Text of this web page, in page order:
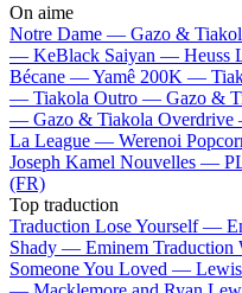
On aime
Notre Dame — Gazo &
— KeBlack Saiyan — Heuss
Bécane —Yamê 200K —
— Tiakola Outro — Gazo &
— Gazo & Tiakola
La League — Werenoi
Joseph Kamel Nouvelles —
(FR)
Top traduction
Traduction Lose Yourself —
Shady — Eminem
Someone You Loved —